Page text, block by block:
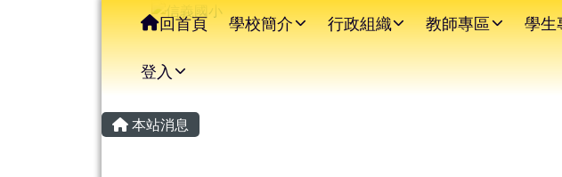
信義國小導覽列
回首頁 學校簡介 行政組織 教師專區 學生
登入
主內容區域
本站消息
頁尾區域